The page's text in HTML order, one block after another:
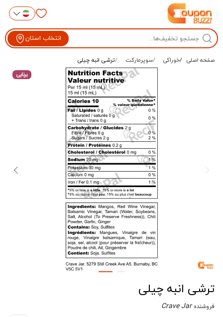
انتخاب استان
صفحه اصلی خوراکی سوپرمارکت ترشی انبه چیلی
برنابی
ترشی انبه چیلی
فروشنده Crave Jar